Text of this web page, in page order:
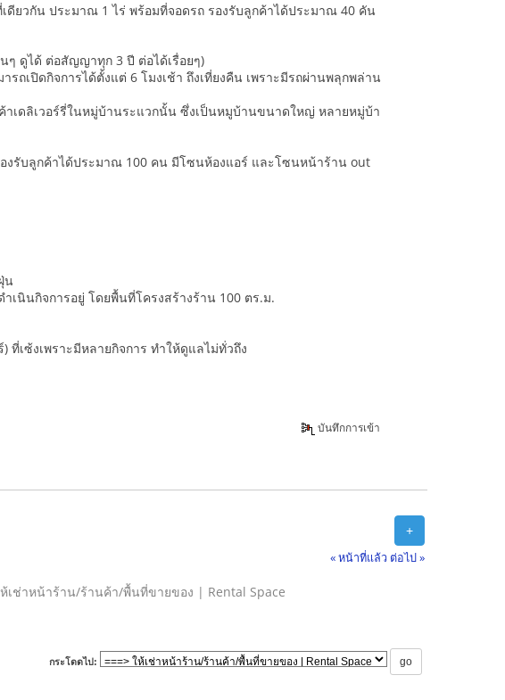
ดียวกัน ประมาณ 1 ไร่ พร้อมที่จอดรถ รองรับลูกค้าได้ประมาณ 40 คัน
ๆ ดูได้ ต่อสัญญาทุก 3 ปี ต่อได้เรื่อยๆ)
ถเปิดกิจการได้ตั้งแต่ 6 โมงเช้า ถึงเที่ยงคืน เพราะมีรถผ่านพลุกพล่าน
เดลิเวอร์รี่ในหมู่บ้านระแวกนั้น ซึ่งเป็นหมูบ้านขนาดใหญ่ หลายหมู่บ้า
รับลูกค้าได้ประมาณ 100 คน มีโซนห้องแอร์ และโซนหน้าร้าน out
น
เนินกิจการอยู่ โดยพื้นที่โครงสร้างร้าน 100 ตร.ม.
ที่เซ้งเพราะมีหลายกิจการ ทำให้ดูแลไม่ทั่วถึง
บันทึกการเข้า
+
« หน้าที่แล้ว ต่อไป »
เช่าหน้าร้าน/ร้านค้า/พื้นที่ขายของ | Rental Space
กระโดดไป: